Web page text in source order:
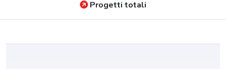
Progetti totali